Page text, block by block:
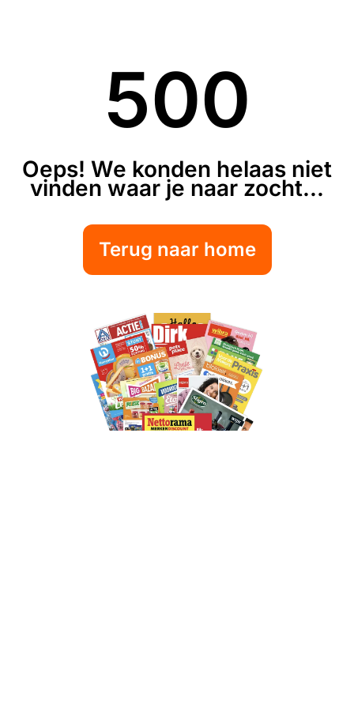
500
Oeps! We konden helaas niet
vinden waar je naar zocht...
Terug naar home